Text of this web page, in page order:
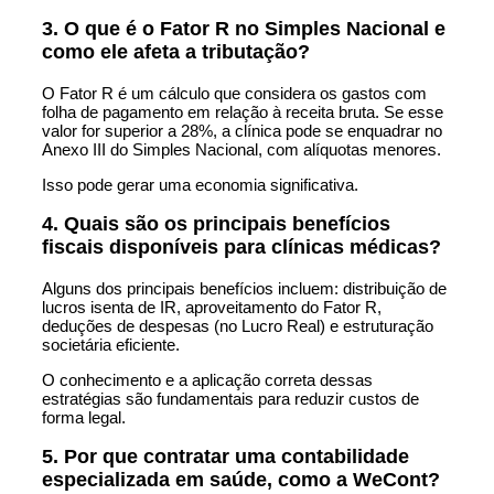
3. O que é o Fator R no Simples Nacional e
como ele afeta a tributação?
O Fator R é um cálculo que considera os gastos com
folha de pagamento em relação à receita bruta. Se esse
valor for superior a 28%, a clínica pode se enquadrar no
Anexo III do Simples Nacional, com alíquotas menores.
Isso pode gerar uma economia significativa.
4. Quais são os principais benefícios
fiscais disponíveis para clínicas médicas?
Alguns dos principais benefícios incluem: distribuição de
lucros isenta de IR, aproveitamento do Fator R,
deduções de despesas (no Lucro Real) e estruturação
societária eficiente.
O conhecimento e a aplicação correta dessas
estratégias são fundamentais para reduzir custos de
forma legal.
5. Por que contratar uma contabilidade
especializada em saúde, como a WeCont?